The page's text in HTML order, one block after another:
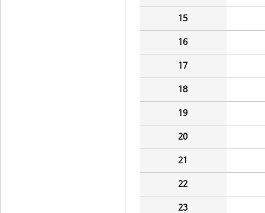
15
16
17
18
19
20
21
22
23